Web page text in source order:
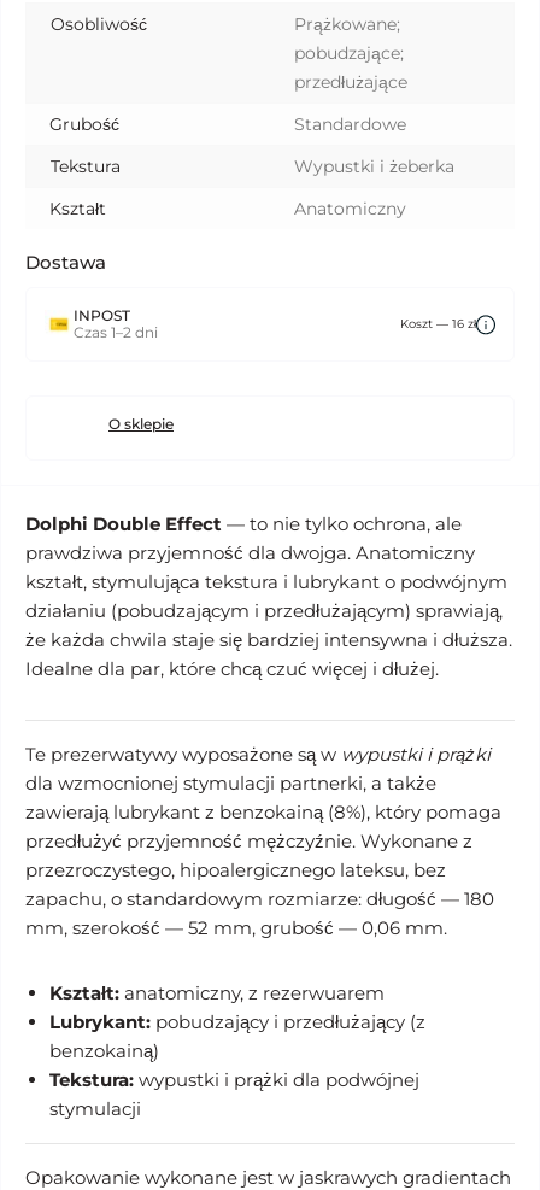
Osobliwość
Prążkowane;
pobudzające;
przedłużające
Grubość
Standardowe
Tekstura
Wypustki i żeberka
Kształt
Anatomiczny
Dostawa
INPOST
Czas 1–2 dni
Koszt — 16 zł
O sklepie
Dolphi Double Effect — to nie tylko ochrona, ale
prawdziwa przyjemność dla dwojga. Anatomiczny
kształt, stymulująca tekstura i lubrykant o podwójnym
działaniu (pobudzającym i przedłużającym) sprawiają,
że każda chwila staje się bardziej intensywna i dłuższa.
Idealne dla par, które chcą czuć więcej i dłużej.
Te prezerwatywy wyposażone są w wypustki i prążki
dla wzmocnionej stymulacji partnerki, a także
zawierają lubrykant z benzokainą (8%), który pomaga
przedłużyć przyjemność mężczyźnie. Wykonane z
przezroczystego, hipoalergicznego lateksu, bez
zapachu, o standardowym rozmiarze: długość — 180
mm, szerokość — 52 mm, grubość — 0,06 mm.
Kształt: anatomiczny, z rezerwuarem
Lubrykant: pobudzający i przedłużający (z
benzokainą)
Tekstura: wypustki i prążki dla podwójnej
stymulacji
Opakowanie wykonane jest w jaskrawych gradientach